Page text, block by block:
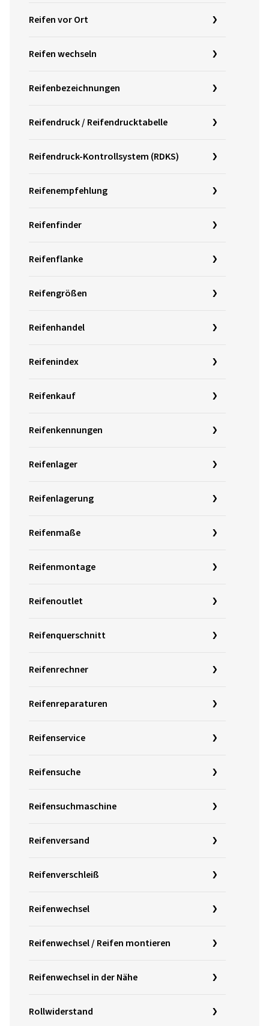
Reifen vor Ort
Reifen wechseln
Reifenbezeichnungen
Reifendruck / Reifendrucktabelle
Reifendruck-Kontrollsystem (RDKS)
Reifenempfehlung
Reifenfinder
Reifenflanke
Reifengrößen
Reifenhandel
Reifenindex
Reifenkauf
Reifenkennungen
Reifenlager
Reifenlagerung
Reifenmaße
Reifenmontage
Reifenoutlet
Reifenquerschnitt
Reifenrechner
Reifenreparaturen
Reifenservice
Reifensuche
Reifensuchmaschine
Reifenversand
Reifenverschleiß
Reifenwechsel
Reifenwechsel / Reifen montieren
Reifenwechsel in der Nähe
Rollwiderstand